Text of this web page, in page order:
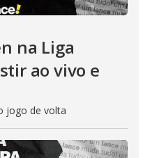
na Liga
ao vivo e
jogo de volta